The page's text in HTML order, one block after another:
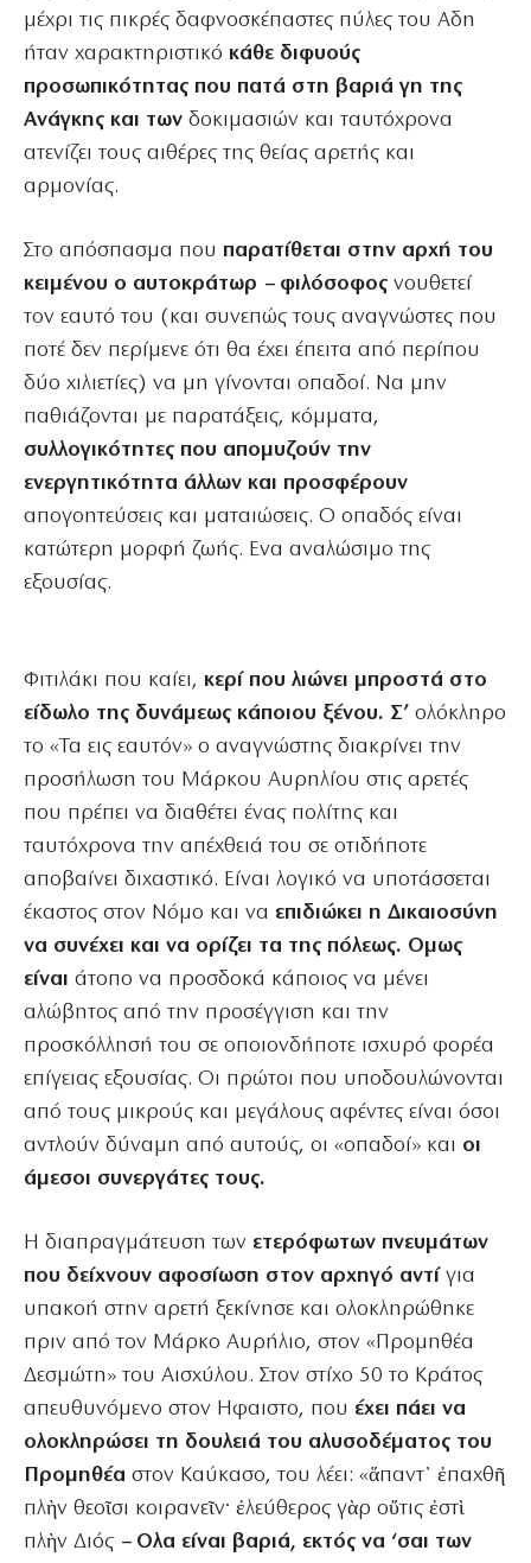
μέχρι τις πικρές δαφνοσκέπαστες πύλες του Αδη
ήταν χαρακτηριστικό κάθε διφυούς
προσωπικότητας που πατά στη βαριά γη της
Ανάγκης και των δοκιμασιών και ταυτόχρονα
ατενίζει τους αιθέρες της θείας αρετής και
αρμονίας.
Στο απόσπασμα που παρατίθεται στην αρχή του
κειμένου ο αυτοκράτωρ – φιλόσοφος νουθετεί
τον εαυτό του (και συνεπώς τους αναγνώστες που
ποτέ δεν περίμενε ότι θα έχει έπειτα από περίπου
δύο χιλιετίες) να μη γίνονται οπαδοί. Να μην
παθιάζονται με παρατάξεις, κόμματα,
συλλογικότητες που απομυζούν την
ενεργητικότητα άλλων και προσφέρουν
απογοητεύσεις και ματαιώσεις. Ο οπαδός είναι
κατώτερη μορφή ζωής. Ενα αναλώσιμο της
εξουσίας.
Φιτιλάκι που καίει, κερί που λιώνει μπροστά στο
είδωλο της δυνάμεως κάποιου ξένου. Σ’ ολόκληρο
το «Τα εις εαυτόν» ο αναγνώστης διακρίνει την
προσήλωση του Μάρκου Αυρηλίου στις αρετές
που πρέπει να διαθέτει ένας πολίτης και
ταυτόχρονα την απέχθειά του σε οτιδήποτε
αποβαίνει διχαστικό. Είναι λογικό να υποτάσσεται
έκαστος στον Νόμο και να επιδιώκει η Δικαιοσύνη
να συνέχει και να ορίζει τα της πόλεως. Ομως
είναι άτοπο να προσδοκά κάποιος να μένει
αλώβητος από την προσέγγιση και την
προσκόλλησή του σε οποιονδήποτε ισχυρό φορέα
επίγειας εξουσίας. Οι πρώτοι που υποδουλώνονται
από τους μικρούς και μεγάλους αφέντες είναι όσοι
αντλούν δύναμη από αυτούς, οι «οπαδοί» και οι
άμεσοι συνεργάτες τους.
Η διαπραγμάτευση των ετερόφωτων πνευμάτων
που δείχνουν αφοσίωση στον αρχηγό αντίγια
υπακοή στην αρετή ξεκίνησε και ολοκληρώθηκε
πριν από τον Μάρκο Αυρήλιο, στον «Προμηθέα
Δεσμώτη» του Αισχύλου. Στον στίχο 50 το Κράτος
απευθυνόμενο στον Ηφαιστο, που έχει πάει να
ολοκληρώσει τη δουλειά του αλυσοδέματος του
Προμηθέα στον Καύκασο, του λέει: «ἅπαντ᾽ ἐπαχθῆ
πλὴν θεοῖσι κοιρανεῖν· ἐλεύθερος γὰρ οὔτις ἐστὶ
πλὴν Διός – Oλα είναι βαριά, εκτός να ‘σαι των